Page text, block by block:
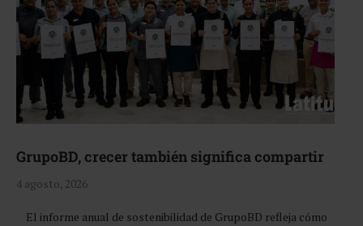
GrupoBD, crecer también significa compartir
4 agosto, 2026
El informe anual de sostenibilidad de GrupoBD refleja cómo